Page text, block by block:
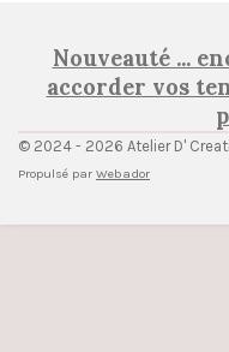
Nouveauté ...
accorder vos
© 2024 - 2026 Atelier D'
Propulsé par Webador